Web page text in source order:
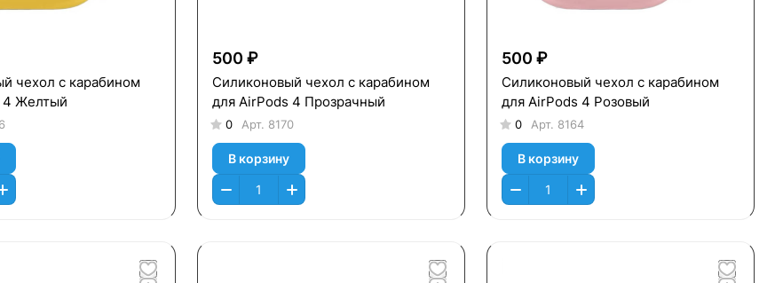
чехол c карабином
4 Желтый
500 ₽
Силиконовый чехол c карабином
для AirPods 4 Прозрачный
0 Арт. 8170
В корзину
500 ₽
Силиконовый чехол c карабином
для AirPods 4 Розовый
0 Арт. 8164
В корзину